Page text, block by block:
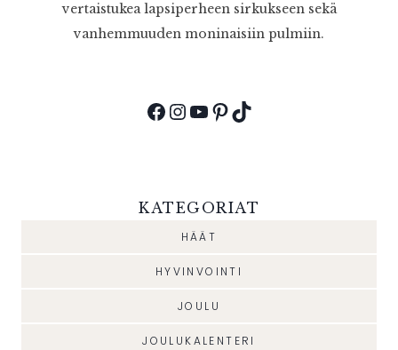
vertaistukea lapsiperheen sirkukseen sekä
vanhemmuuden moninaisiin pulmiin.
Facebook
Instagram
YouTube
Pinterest
TikTok
KATEGORIAT
HÄÄT
HYVINVOINTI
JOULU
JOULUKALENTERI